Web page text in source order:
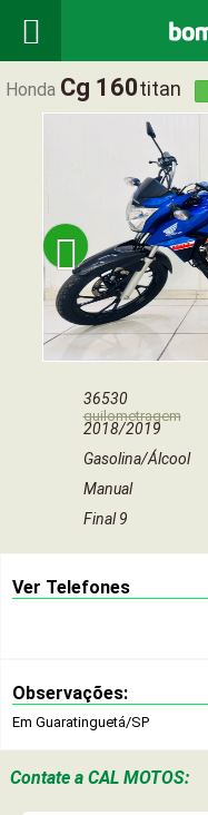

Honda Cg 160Titan

36530
quilometragem
2018/2019
Gasolina/Álcool
Manual
Final 9
Ver Telefones
Observações:
Em Guaratinguetá/SP
Contate a CAL MOTOS: